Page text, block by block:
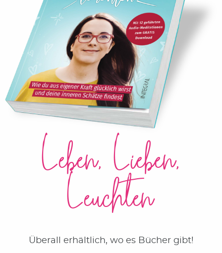
Leben, Lieben,
Leuchten
Überall erhältlich, wo es Bücher gibt!